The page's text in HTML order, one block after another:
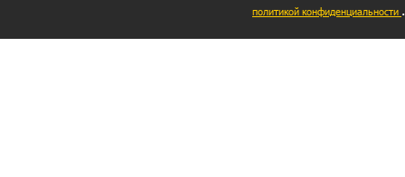
политикой конфиденциальности